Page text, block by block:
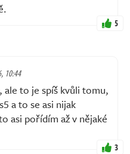
5
10:44
ale to je spíš kvůli tomu,
a to se asi nijak
asi pořídím až v nějaké
3